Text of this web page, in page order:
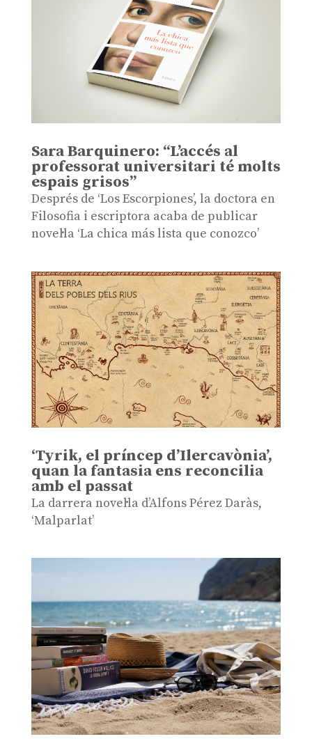
Sara Barquinero: “L’accés al
professorat universitari té molts
espais grisos”
Després de ‘Los Escorpiones’, la doctora en
Filosofia i escriptora acaba de publicar
novel·la ‘La chica más lista que conozco’
‘Tyrik, el príncep d’Ilercavònia’,
quan la fantasia ens reconcilia
amb el passat
La darrera novel·la d’Alfons Pérez Daràs,
‘Malparlat’